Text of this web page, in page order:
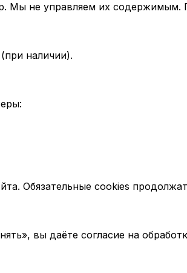
Мы не управляем их содержимым.
наличии).
Обязательные cookies
вы даёте согласие на